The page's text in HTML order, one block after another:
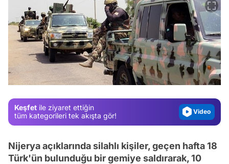
Keşfet ile ziyaret ettiğin
tüm kategorileri tek akışta gör!
Video
Test
Gündem
Video
Nijerya açıklarında silahlı kişiler, geçen hafta 18
Türk'ün bulunduğu bir gemiye saldırarak, 10